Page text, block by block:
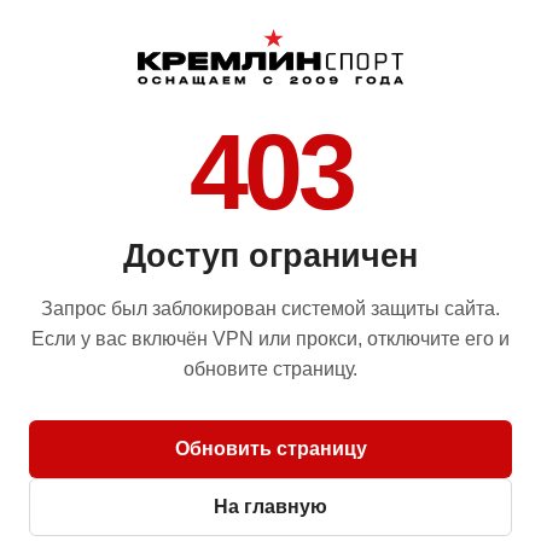
403
Доступ ограничен
Запрос был заблокирован системой защиты сайта.
Если у вас включён VPN или прокси, отключите его и
обновите страницу.
Обновить страницу
На главную